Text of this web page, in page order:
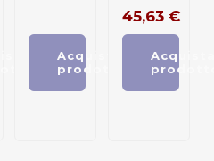
Acquista
prodotto
45,63 €